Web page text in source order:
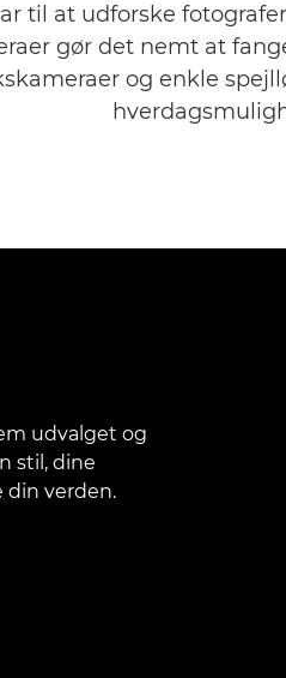
til at udforske
gør det nemt at
og enkle
udvalget og
stil, dine
din verden.